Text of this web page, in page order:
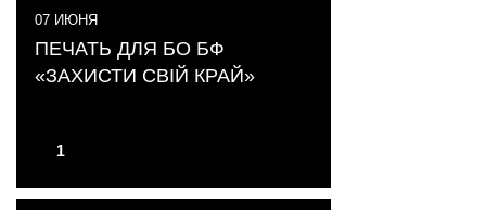
1
07 ИЮНЯ
ПЕЧАТЬ ДЛЯ БО БФ
«ЗАХИСТИ СВІЙ КРАЙ»